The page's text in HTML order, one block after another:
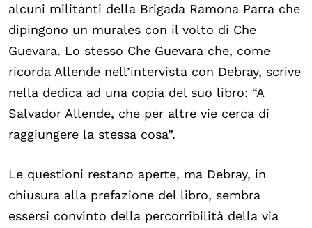
alcuni militanti della Brigada Ramona Parra che
dipingono un murales con il volto di Che
Guevara. Lo stesso Che Guevara che, come
ricorda Allende nell’intervista con Debray, scrive
nella dedica ad una copia del suo libro: “A
Salvador Allende, che per altre vie cerca di
raggiungere la stessa cosa”.
Le questioni restano aperte, ma Debray, in
chiusura alla prefazione del libro, sembra
essersi convinto della percorribilità della via